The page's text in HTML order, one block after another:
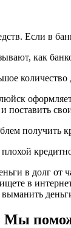
Если в
как
поставить
в долг от
в
Мы